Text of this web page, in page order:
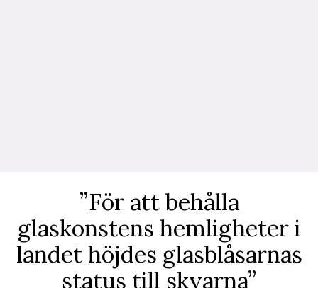
”För att behålla
glaskonstens hemligheter i
landet höjdes glasblåsarnas
status till skyarna”